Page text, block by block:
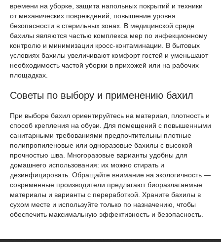
времени на уборке, защита напольных покрытий и техники
от механических повреждений, повышение уровня
безопасности в стерильных зонах. В медицинской среде
бахилы являются частью комплекса мер по инфекционному
контролю и минимизации кросс-контаминации. В бытовых
условиях бахилы увеличивают комфорт гостей и уменьшают
необходимость частой уборки в прихожей или на рабочих
площадках.
Советы по выбору и применению бахил
При выборе бахил ориентируйтесь на материал, плотность и
способ крепления на обуви. Для помещений с повышенными
санитарными требованиями предпочтительны плотные
полипропиленовые или одноразовые бахилы с высокой
прочностью шва. Многоразовые варианты удобны для
домашнего использования: их можно стирать и
дезинфицировать. Обращайте внимание на экологичность —
современные производители предлагают биоразлагаемые
материалы и варианты с переработкой. Храните бахилы в
сухом месте и используйте только по назначению, чтобы
обеспечить максимальную эффективность и безопасность.